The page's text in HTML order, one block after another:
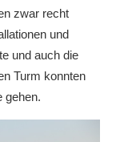
zwar recht
und
und auch die
Turm konnten
gehen.